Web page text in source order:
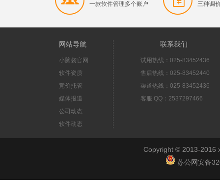
一款软件管理多个账户 三种调
网站导航
小脑袋官网
软件资质
竞价托管
媒体报道
公司动态
软件动态
联系我们
试用热线：025-83452436
售后热线：025-83452440
渠道热线：025-83452436
客服 QQ：2537297466
Copyright © 2013-2016
苏公网安备